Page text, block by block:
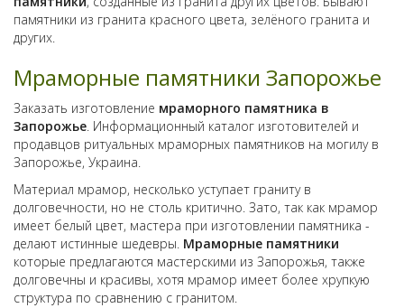
памятники из гранита красного цвета, зелёного гранита и
других.
Мраморные памятники Запорожье
Заказать изготовление мраморного памятника в
Запорожье. Информационный каталог изготовителей и
продавцов ритуальных мраморных памятников на могилу в
Запорожье, Украина.
Материал мрамор, несколько уступает граниту в
долговечности, но не столь критично. Зато, так как мрамор
имеет белый цвет, мастера при изготовлении памятника -
делают истинные шедевры. Мраморные памятники
которые предлагаются мастерскими из Запорожья, также
долговечны и красивы, хотя мрамор имеет более хрупкую
структура по сравнению с гранитом.